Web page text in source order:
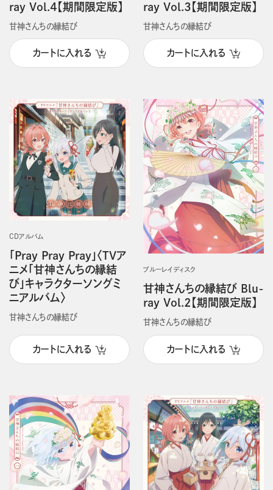
ray Vol.4【期間限定版】
甘神さんちの縁結び
カートに入れる
ray Vol.3【期間限定版】
甘神さんちの縁結び
カートに入れる
CDアルバム
「Pray Pray Pray」〈TVア
ニメ「甘神さんちの縁結
び」キャラクターソングミ
ニアルバム〉
甘神さんちの縁結び
カートに入れる
ブルーレイディスク
甘神さんちの縁結び Blu-
ray Vol.2【期間限定版】
甘神さんちの縁結び
カートに入れる